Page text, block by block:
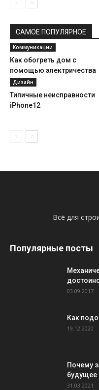
САМОЕ ПОПУЛЯРНОЕ
Коммуникации
Как обогреть дом с
помощью электричества
Дизайн
Типичные неисправности
iPhone12
Всё для
Популярные посты
03.09.2017
Как
19.12.2020
Почему
будущее
31.03.2021